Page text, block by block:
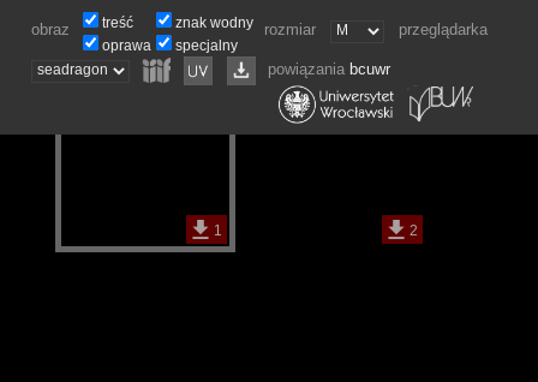
obraz
treść
oprawa
znak wodny
specjalny
rozmiar przeglądarka
powiązania bcuwr
1 2